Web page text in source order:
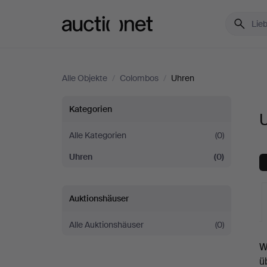
Alle Objekte / Colombos / Uhren
Uhren
bei
Colombos
Kategorien
Alle Kategorien
(0)
Uhren
(0)
Auktionshäuser
Alle Auktionshäuser (0)